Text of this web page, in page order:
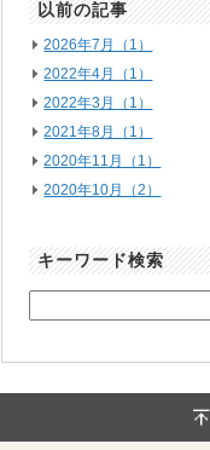
以前の記事
2026年7月（1）
2022年4月（1）
2022年3月（1）
2021年8月（1）
2020年11月（1）
2020年10月（2）
キーワード検索